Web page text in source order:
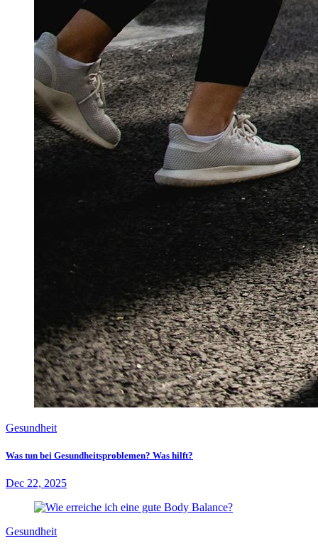
Gesundheit
Was tun bei Gesundheitsproblemen? Was hilft?
Dec 22, 2025
Gesundheit